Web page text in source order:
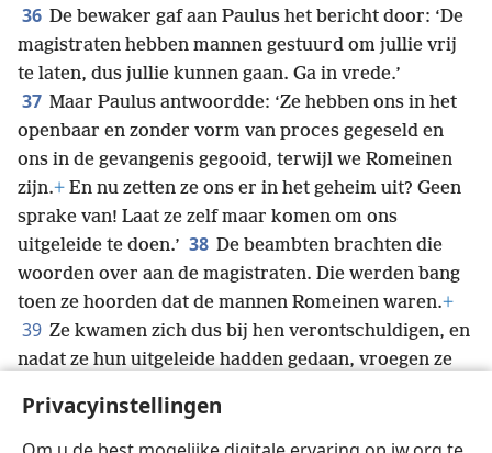
Privacyinstellingen
36 De bewaker gaf aan Paulus het bericht door: ‘De
magistraten hebben mannen gestuurd om jullie vrij
te laten, dus jullie kunnen gaan. Ga in vrede.’
37 Maar Paulus antwoordde: ‘Ze hebben ons in het
openbaar en zonder vorm van proces gegeseld en
ons in de gevangenis gegooid, terwijl we Romeinen
zijn.+ En nu zetten ze ons er in het geheim uit? Geen
sprake van! Laat ze zelf maar komen om ons
uitgeleide te doen.’ 38 De beambten brachten die
woorden over aan de magistraten. Die werden bang
toen ze hoorden dat de mannen Romeinen waren.+
39 Ze kwamen zich dus bij hen verontschuldigen, en
nadat ze hun uitgeleide hadden gedaan, vroegen ze
gevangenis hadden verlaten, gingen ze naar het huis
van Lydia,+waar ze de broeders aantroffen. Ze